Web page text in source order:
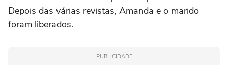
Depois das várias revistas, Amanda e o marido
foram liberados.
PUBLICIDADE